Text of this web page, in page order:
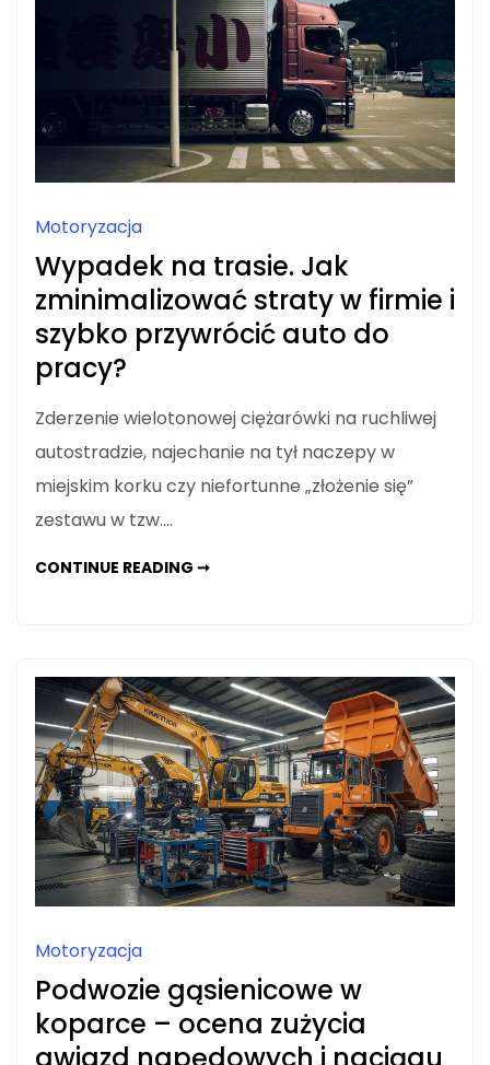
Motoryzacja
Wypadek na trasie. Jak
zminimalizować straty w firmie i
szybko przywrócić auto do
pracy?
Zderzenie wielotonowej ciężarówki na ruchliwej
autostradzie, najechanie na tył naczepy w
miejskim korku czy niefortunne „złożenie się”
zestawu w tzw.…
CONTINUE READING ➞WYPADEK
FIRMIE
I
SZYBKO
PRZYWRÓCIĆ
AUTO
DO
PRACY?
Motoryzacja
Podwozie gąsienicowe w
koparce – ocena zużycia
gwiazd napędowych i naciągu